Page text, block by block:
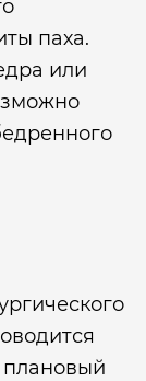
паха.
или
плановый